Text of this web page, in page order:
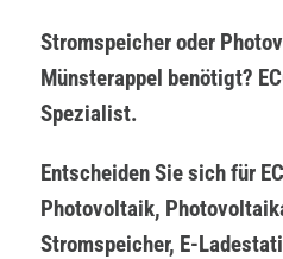
Stromspeicher oder
Münsterappel benötigt?
Spezialist.
Entscheiden Sie sich für
Photovoltaik,
Stromspeicher, E-